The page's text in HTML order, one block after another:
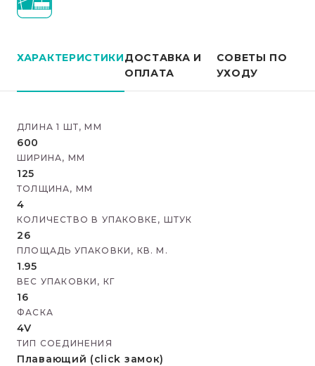
ХАРАКТЕРИСТИКИДОСТАВКА И
ОПЛАТА
СОВЕТЫ ПО
УХОДУ
ДЛИНА 1 ШТ, ММ
600
ШИРИНА, ММ
125
ТОЛЩИНА, ММ
4
КОЛИЧЕСТВО В УПАКОВКЕ, ШТУК
26
ПЛОЩАДЬ УПАКОВКИ, КВ. М.
1.95
ВЕС УПАКОВКИ, КГ
16
ФАСКА
4V
ТИП СОЕДИНЕНИЯ
Плавающий (click замок)